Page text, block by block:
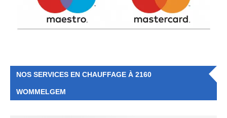
NOS SERVICES EN CHAUFFAGE À 2160
WOMMELGEM